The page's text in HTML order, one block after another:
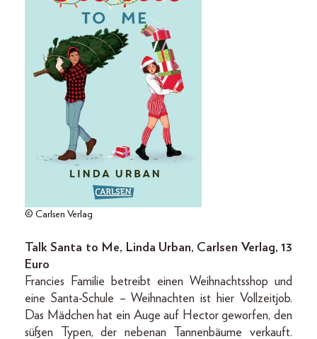
© Carlsen Verlag
Talk Santa to Me, Linda Urban, Carlsen Verlag, 13
Euro
Francies Familie betreibt einen Weihnachtsshop und
eine Santa-Schule – Weihnachten ist hier Vollzeitjob.
Das Mädchen hat ein Auge auf Hector geworfen, den
süßen Typen, der nebenan Tannenbäume verkauft.